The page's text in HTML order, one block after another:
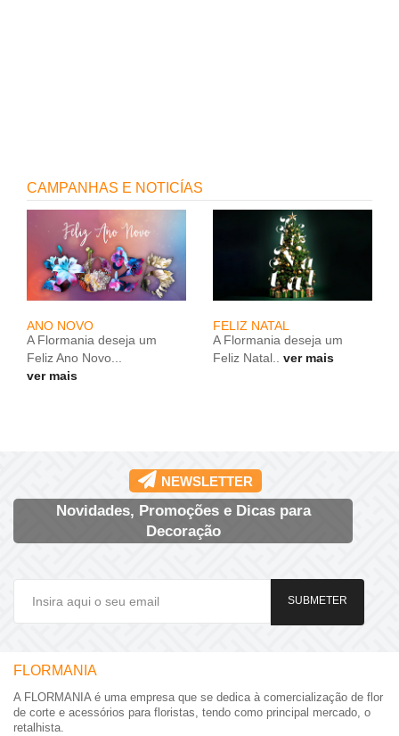
CAMPANHAS E NOTICÍAS
ANO NOVO
A Flormania deseja um
Feliz Ano Novo...
ver mais
FELIZ NATAL
A Flormania deseja um
Feliz Natal..
ver mais
NEWSLETTER
Novidades, Promoções e Dicas para
Decoração
SUBMETER
FLORMANIA
A FLORMANIA é uma empresa que se dedica à comercialização de flor
de corte e acessórios para floristas, tendo como principal mercado, o
retalhista.